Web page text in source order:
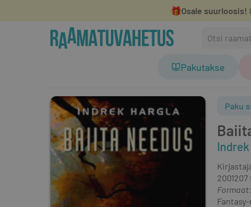
🎁Osale suurloosis!
Pakutakse
Paku
2001207
Formaat: